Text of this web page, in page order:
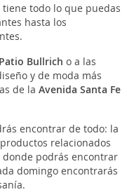
todo lo que puedas
hasta los
Patio Bullrich o a las
y de moda más
de la Avenida Santa Fe
encontrar de todo: la
relacionados
donde podrás encontrar
domingo encontrarás